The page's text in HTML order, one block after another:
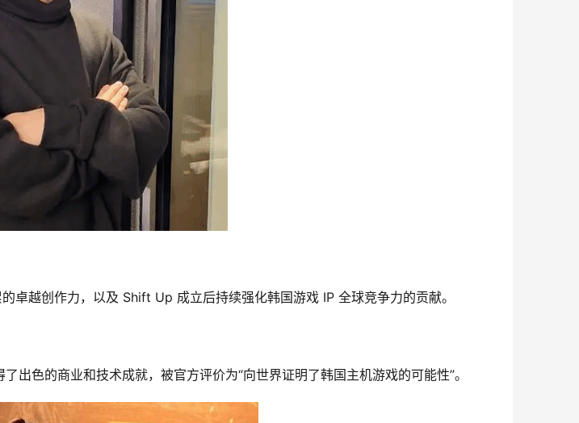
卓越创作力，以及 Shift Up 成立后持续强化韩国游戏 IP 全球竞争力的贡献。
出色的商业和技术成就，被官方评价为“向世界证明了韩国主机游戏的可能性”。